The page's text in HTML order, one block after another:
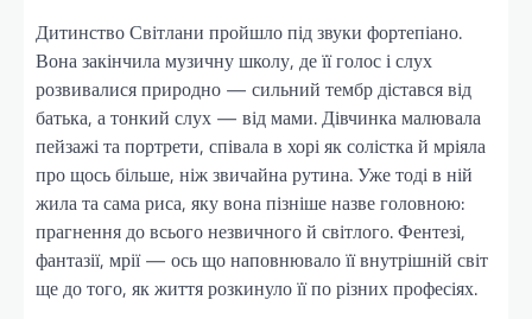
Дитинство Світлани пройшло під звуки фортепіано.
Вона закінчила музичну школу, де її голос і слух
розвивалися природно — сильний тембр дістався від
батька, а тонкий слух — від мами. Дівчинка малювала
пейзажі та портрети, співала в хорі як солістка й мріяла
про щось більше, ніж звичайна рутина. Уже тоді в ній
жила та сама риса, яку вона пізніше назве головною:
прагнення до всього незвичного й світлого. Фентезі,
фантазії, мрії — ось що наповнювало її внутрішній світ
ще до того, як життя розкинуло її по різних професіях.